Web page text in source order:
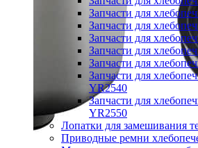
Запчасти для
Запчасти для
Запчасти для
Запчасти для
Запчасти для
Запчасти для
YR2540
Запчасти для
YR2550
Лопатки для замешивания
Приводные ремни